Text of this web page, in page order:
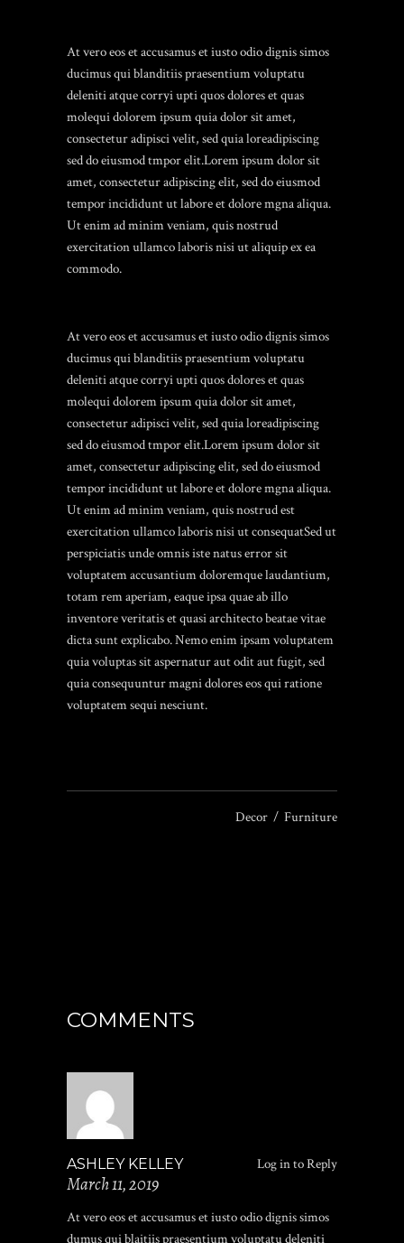
At vero eos et accusamus et iusto odio dignis simos
ducimus qui blanditiis praesentium voluptatu
deleniti atque corryi upti quos dolores et quas
molequi dolorem ipsum quia dolor sit amet,
consectetur adipisci velit, sed quia loreadipiscing
sed do eiusmod tmpor elit.Lorem ipsum dolor sit
amet, consectetur adipiscing elit, sed do eiusmod
tempor incididunt ut labore et dolore mgna aliqua.
Ut enim ad minim veniam, quis nostrud
exercitation ullamco laboris nisi ut aliquip ex ea
commodo.
At vero eos et accusamus et iusto odio dignis simos
ducimus qui blanditiis praesentium voluptatu
deleniti atque corryi upti quos dolores et quas
molequi dolorem ipsum quia dolor sit amet,
consectetur adipisci velit, sed quia loreadipiscing
sed do eiusmod tmpor elit.Lorem ipsum dolor sit
amet, consectetur adipiscing elit, sed do eiusmod
tempor incididunt ut labore et dolore mgna aliqua.
Ut enim ad minim veniam, quis nostrud est
exercitation ullamco laboris nisi ut consequatSed ut
perspiciatis unde omnis iste natus error sit
voluptatem accusantium doloremque laudantium,
totam rem aperiam, eaque ipsa quae ab illo
inventore veritatis et quasi architecto beatae vitae
dicta sunt explicabo. Nemo enim ipsam voluptatem
quia voluptas sit aspernatur aut odit aut fugit, sed
quia consequuntur magni dolores eos qui ratione
voluptatem sequi nesciunt.
Decor Furniture
COMMENTS
ASHLEY KELLEY
March 11, 2019
Log in to Reply
At vero eos et accusamus et iusto odio dignis simos
dumus qui blaitiis praesentium voluptatu deleniti